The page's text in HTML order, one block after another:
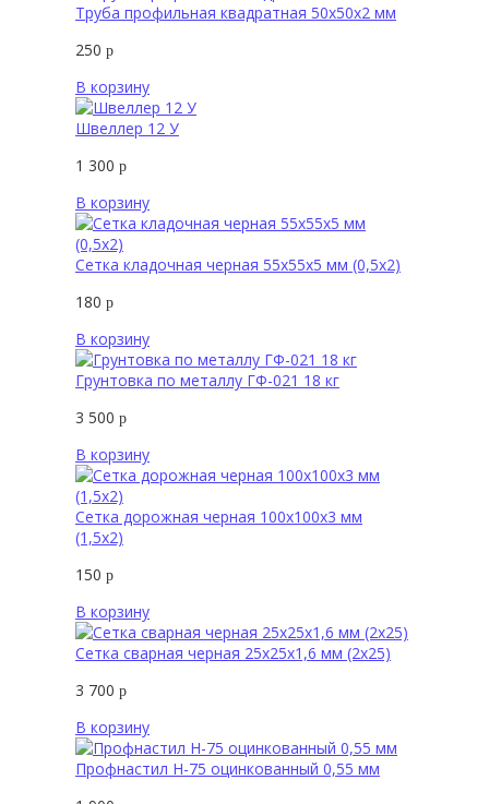
Труба профильная квадратная 50х50х2 мм
250 р
В корзину
Швеллер 12 У
1 300 р
В корзину
Сетка кладочная черная 55х55х5 мм (0,5х2)
180 р
В корзину
Грунтовка по металлу ГФ-021 18 кг
3 500 р
В корзину
Сетка дорожная черная 100х100х3 мм
(1,5х2)
150 р
В корзину
Сетка сварная черная 25х25х1,6 мм (2х25)
3 700 р
В корзину
Профнастил Н-75 оцинкованный 0,55 мм